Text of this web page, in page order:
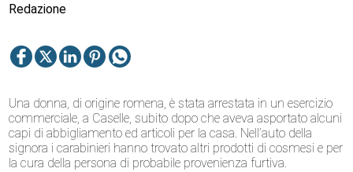
Redazione
Una donna, di origine romena, è stata arrestata in un esercizio
commerciale, a Caselle, subito dopo che aveva asportato alcuni
capi di abbigliamento ed articoli per la casa. Nell’auto della
signora i carabinieri hanno trovato altri prodotti di cosmesi e per
la cura della persona di probabile provenienza furtiva.